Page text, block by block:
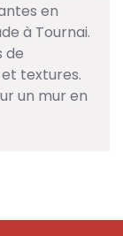
en
à Tournai.
de
textures.
un mur en